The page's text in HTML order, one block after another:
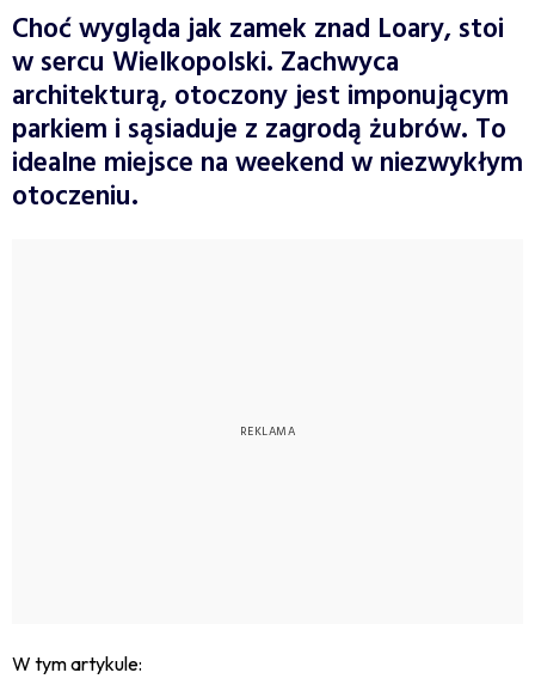
Choć wygląda jak zamek znad Loary, stoi
w sercu Wielkopolski. Zachwyca
architekturą, otoczony jest imponującym
parkiem i sąsiaduje z zagrodą żubrów. To
idealne miejsce na weekend w niezwykłym
otoczeniu.
W tym artykule: